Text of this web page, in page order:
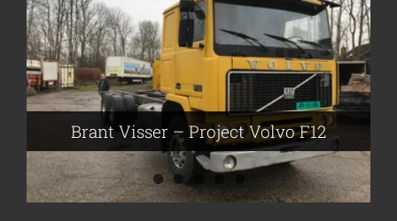
Brant Visser – Project Volvo F12
Flikkema – Spijk
Brant Visser – Project Volvo F88
Auke van der Kooi – Projekt Scania
John Moesker – Project Bedford